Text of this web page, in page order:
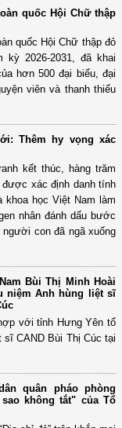
quốc Hội Chữ thập
quốc Hội Chữ thập đỏ
2026-2031, đã khai
hơn 500 đại biểu, đại
viên và thanh thiếu
Thêm hy vọng xác
kết thúc, hàng trăm
xác định danh tính
khoa học Việt Nam làm
nhân đánh dấu bước
con đã ngã xuống
Bùi Thị Minh Hoài
niệm Anh hùng liệt sĩ
với tỉnh Hưng Yên tổ
sĩ CAND Bùi Thị Cúc tại
quân pháo phòng
không tắt" của Tổ